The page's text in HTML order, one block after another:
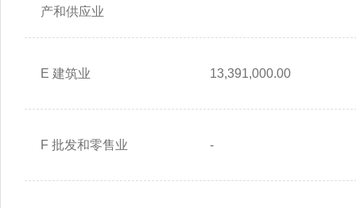
产和供应业
E 建筑业 13,391,000.00
F 批发和零售业 -